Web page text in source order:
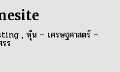
, หุ้น – เศรษฐศาสตร์ –
ร